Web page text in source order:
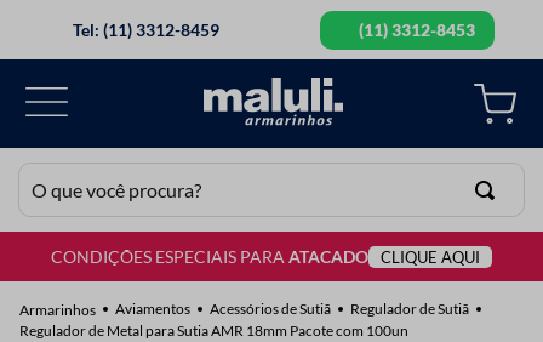
Tel: (11) 3312-8459 (11) 3312-8453
O que você procura?
CONDIÇÕES ESPECIAIS PARAATACADO CLIQUE AQUI
Aviamentos Acessórios de Sutiã
Regulador de Sutiã
Regulador de Metal para Sutia AMR 18mm Pacote com 100un
TERMOS MAIS BUSCADOS